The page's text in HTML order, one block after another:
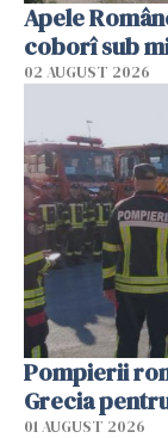
Apele
coborî sub
02 AUGUST 2026
Pompierii
Grecia
01 AUGUST 2026